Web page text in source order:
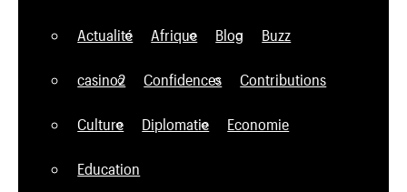
Actualité Afrique Blog Buzz
casino2 Confidences Contributions
Culture Diplomatie Economie
Education